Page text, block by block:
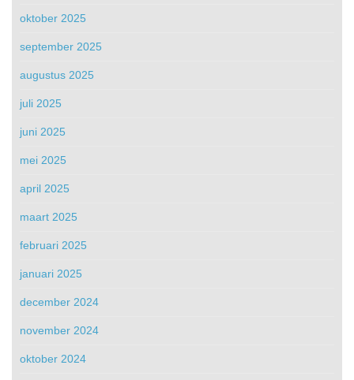
oktober 2025
september 2025
augustus 2025
juli 2025
juni 2025
mei 2025
april 2025
maart 2025
februari 2025
januari 2025
december 2024
november 2024
oktober 2024